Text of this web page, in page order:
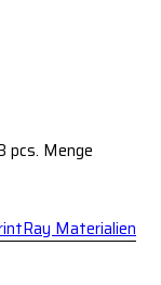
pcs. Menge
Materialien